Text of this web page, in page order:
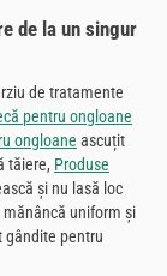
de la un singur
de tratamente
pentru ongloane
ongloane ascuțit
tăiere, Produse
și nu lasă loc
uniform și
gândite pentru